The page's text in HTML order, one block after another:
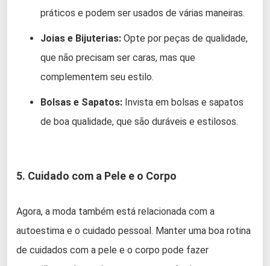
práticos e podem ser usados de várias maneiras.
Joias e Bijuterias: Opte por peças de qualidade,
que não precisam ser caras, mas que
complementem seu estilo.
Bolsas e Sapatos: Invista em bolsas e sapatos
de boa qualidade, que são duráveis e estilosos.
5. Cuidado com a Pele e o Corpo
Agora, a moda também está relacionada com a
autoestima e o cuidado pessoal. Manter uma boa rotina
de cuidados com a pele e o corpo pode fazer